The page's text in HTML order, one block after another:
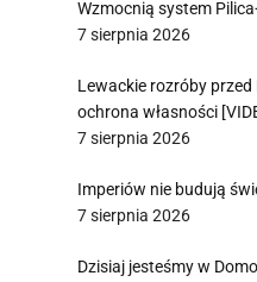
Wzmocnią system
7 sierpnia 2026
Lewackie rozróby
ochrona własności
7 sierpnia 2026
Imperiów nie budują
7 sierpnia 2026
Dzisiaj jesteśmy w